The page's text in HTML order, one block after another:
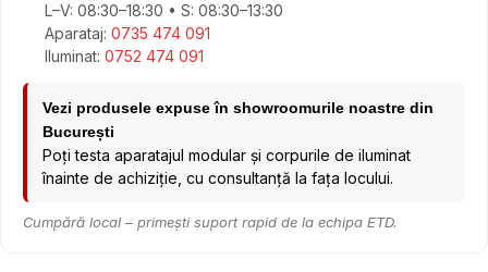
L–V: 08:30–18:30 • S: 08:30–13:30
Aparataj: 0735 474 091
Iluminat: 0752 474 091
Vezi produsele expuse în showroomurile noastre din
București
Poți testa aparatajul modular și corpurile de iluminat
înainte de achiziție, cu consultanță la fața locului.
Cumpără local – primești suport rapid de la echipa ETD.